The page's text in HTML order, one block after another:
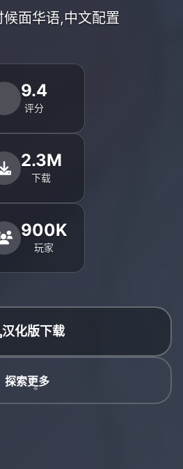
候面华语,中文配置
9.4
评分
2.3M
下载
900K
玩家
汉化版下载
探索更多